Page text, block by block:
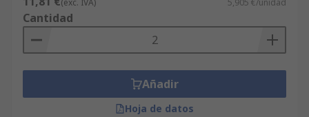
rosca de tubería estándar británica.Un conector
para tubos flexibles BSPT es similar a un
conector NPT pero tiene diferencias. Los
55° en lugar de los 60°del NPT. Un conector BSPT
se ajusta a un NPT pero no se sella.BSPP: tubería
paralela estándar británica.Es un accesorio de
(exc. IVA) 5,905 €/unidad
Cantidad
Añadir
Hoja de datos